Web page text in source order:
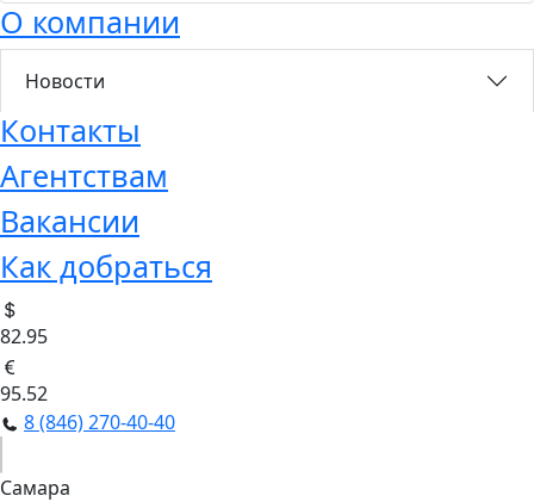
О компании
Новости
Контакты
Агентствам
Вакансии
Как добраться
82.95
95.52
8 (846) 270-40-40
Самара